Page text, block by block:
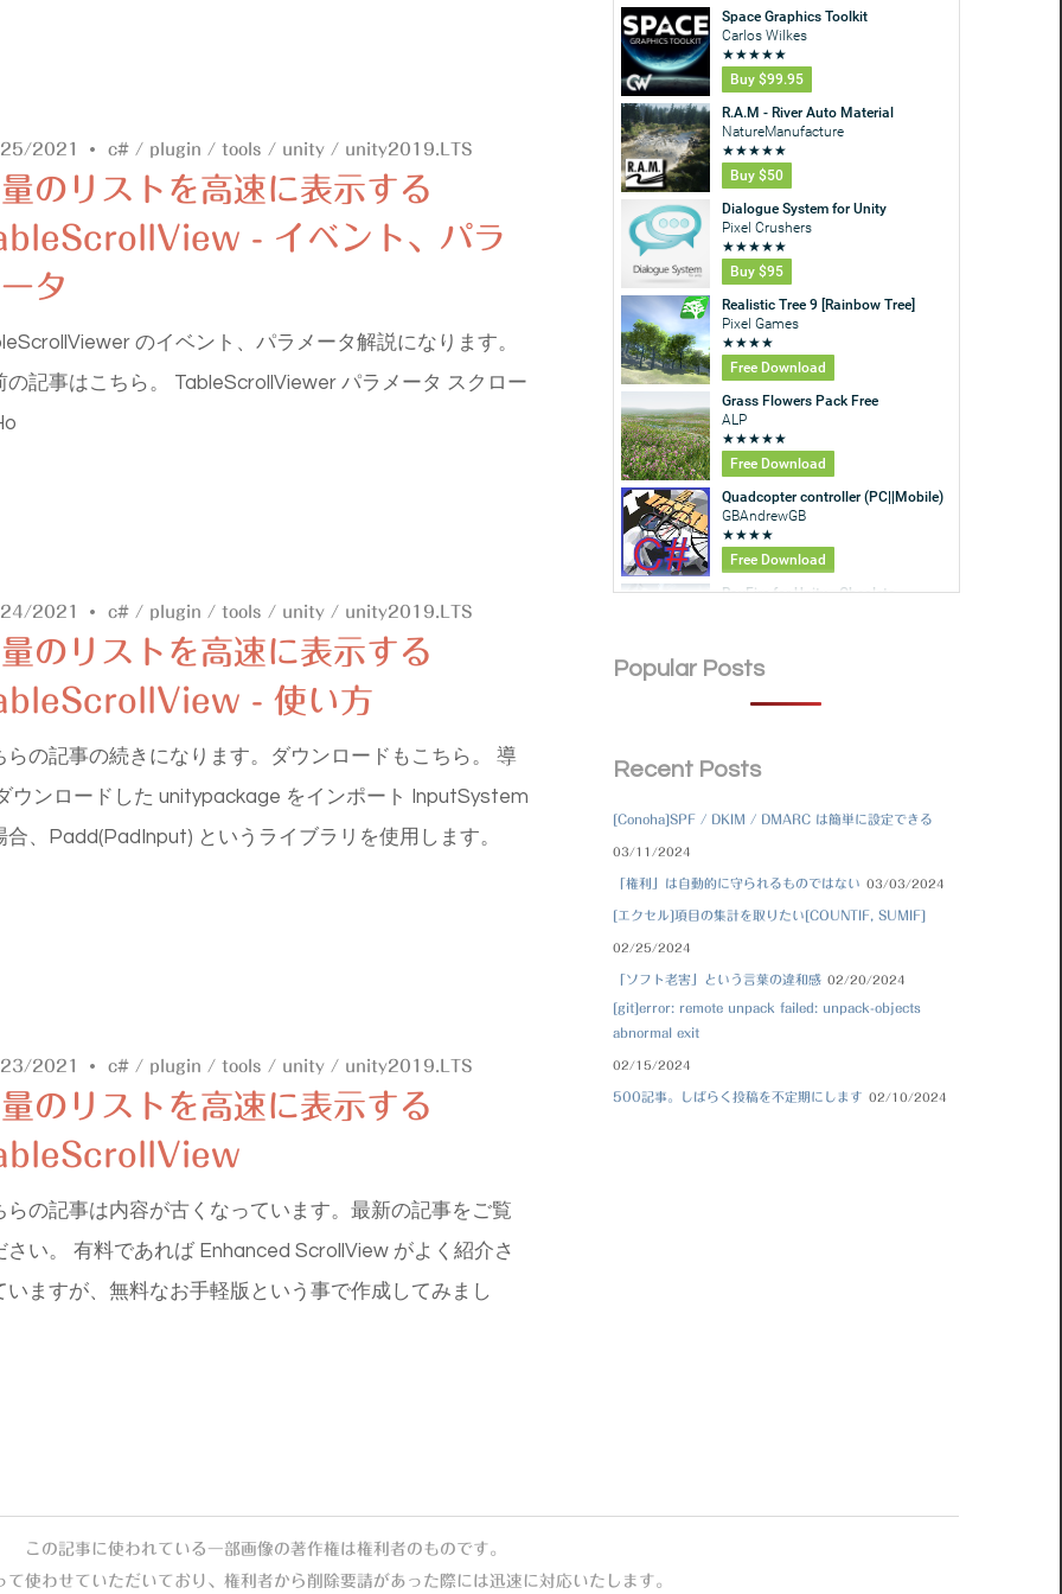
2021 c# / plugin /tools / unity / unity2019.LTS
のリストを高速に表示する
- イベント、パラ
タ
のイベント、パラメータ解説になります。
の記事はこちら。 TableScrollViewer パラメータ スクロー
2021 c# / plugin /tools / unity / unity2019.LTS
のリストを高速に表示する
- 使い方
らの記事の続きになります。ダウンロードもこちら。 導
ウンロードした unitypackage をインポート InputSystem
合、Padd(PadInput) というライブラリを使用します。
2021 c# / plugin /tools / unity / unity2019.LTS
のリストを高速に表示する
らの記事は内容が古くなっています。最新の記事をご覧
さい。 有料であれば Enhanced ScrollView がよく紹介さ
いますが、無料なお手軽版という事で作成してみまし
Popular Posts
Recent Posts
[Conoha]SPF / DKIM / DMARC は簡単に設定できる
03/11/2024
「権利」は自動的に守られるものではない 03/03/2024
[エクセル]項目の集計を取りたい[COUNTIF, SUMIF]
02/25/2024
「ソフト老害」という言葉の違和感 02/20/2024
[git]error: remote unpack failed: unpack-objects
abnormal exit
02/15/2024
500記事。しばらく投稿を不定期にします 02/10/2024
この記事に使われている一部画像の著作権は権利者のものです。
て使わせていただいており、権利者から削除要請があった際には迅速に対応いたします。